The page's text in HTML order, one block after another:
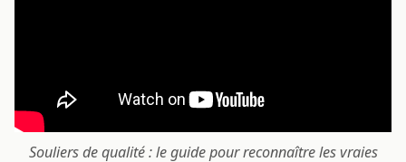
Souliers de qualité : le guide pour reconnaître les vraies